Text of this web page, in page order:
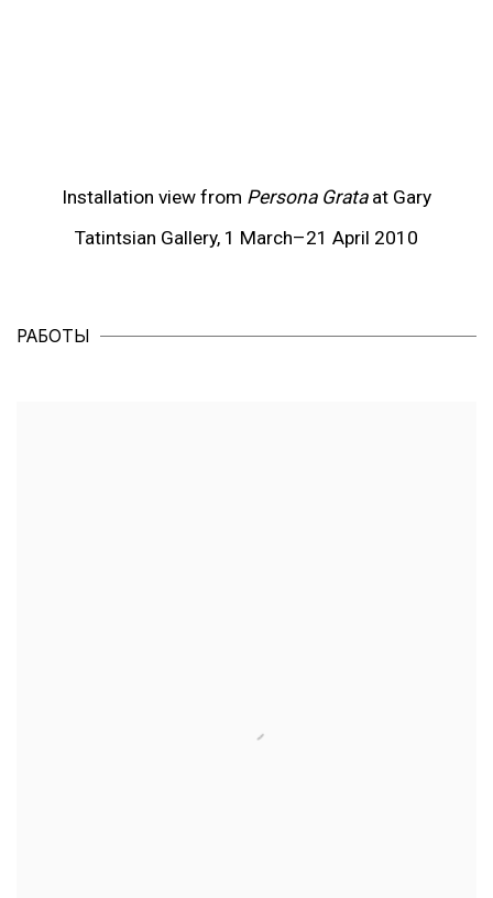
Installation view from Persona Grata at Gary
Tatintsian Gallery, 1 March–21 April 2010
РАБОТЫ